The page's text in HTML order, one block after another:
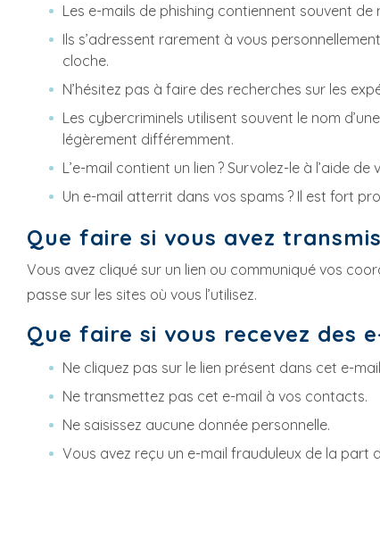
Les e-mails de phishing contiennent souvent
Ils s’adressent rarement à vous
cloche.
N’hésitez pas à faire des recherches sur les
Les cybercriminels utilisent souvent le nom
légèrement différemment.
L’e-mail contient un lien ? Survolez-le à l’aide
Un e-mail atterrit dans vos spams ? Il est fort
Que faire si vous avez
Vous avez cliqué sur un lien ou communiqué vos
passe sur les sites où vous l’utilisez.
Que faire si vous recevez des
Ne cliquez pas sur le lien présent dans cet e-
Ne transmettez pas cet e-mail à vos contacts.
Ne saisissez aucune donnée personnelle.
Vous avez reçu un e-mail frauduleux de la part